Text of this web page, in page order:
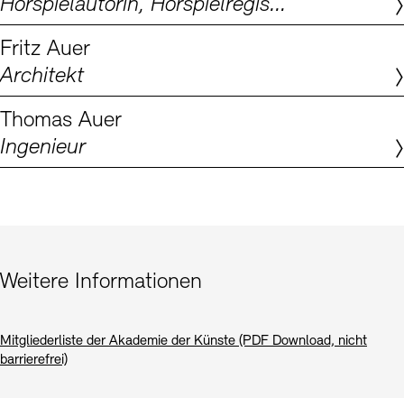
Nachhaltigkeit
Digitale Sammlungen Exil-Archive
Hörspielautorin, Hörspielregisseurin, Dramaturgin
Fritz Auer
Architekt
Thomas Auer
Ingenieur
Weitere Informationen
Mitgliederliste der Akademie der Künste (PDF Download, nicht
barrierefrei)